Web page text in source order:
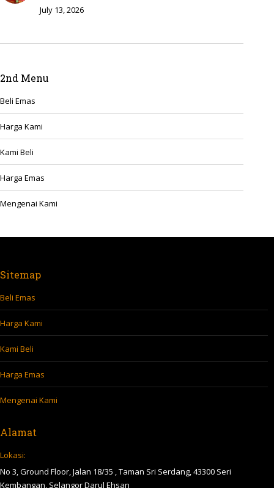
July 13, 2026
2nd Menu
Beli Emas
Harga Kami
Kami Beli
Harga Emas
Mengenai Kami
Sitemap
Beli Emas
Harga Kami
Kami Beli
Harga Emas
Mengenai Kami
Alamat
Lokasi:
No 3, Ground Floor, Jalan 18/35 , Taman Sri Serdang, 43300 Seri
Kembangan, Selangor Darul Ehsan